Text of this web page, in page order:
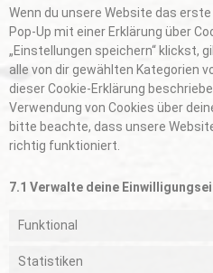
Wenn du unsere Website das
Pop-Up mit einer Erklärung über
„Einstellungen speichern“ klickst,
alle von dir gewählten Kategorien
dieser Cookie-Erklärung
Verwendung von Cookies über
bitte beachte, dass unsere
richtig funktioniert.
7.1 Verwalte deine
Funktional
Statistiken